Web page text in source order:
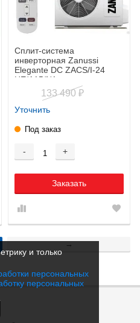
и только
персональных
персональных
Сплит-система
инверторная Zanussi
Elegante DC ZACS/I-24
HE/A15/N1
133 490 ₽
Уточнить
Под заказ
- +
Заказать
→